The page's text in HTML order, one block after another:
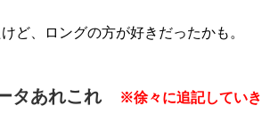
ど、ロングの方が好きだったかも。
タあれこれ
※徐々に追記していき